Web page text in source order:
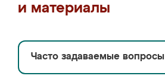
и материалы
Часто задаваемые вопросы